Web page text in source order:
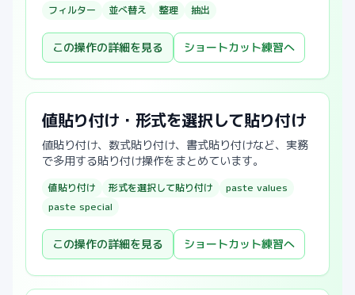
フィルター 並べ替え 整理 抽出
この操作の詳細を見る ショートカット練習へ
値貼り付け・形式を選択して貼り付け
値貼り付け、数式貼り付け、書式貼り付けなど、実務
で多用する貼り付け操作をまとめています。
値貼り付け 形式を選択して貼り付け
paste values
paste special
この操作の詳細を見る ショートカット練習へ